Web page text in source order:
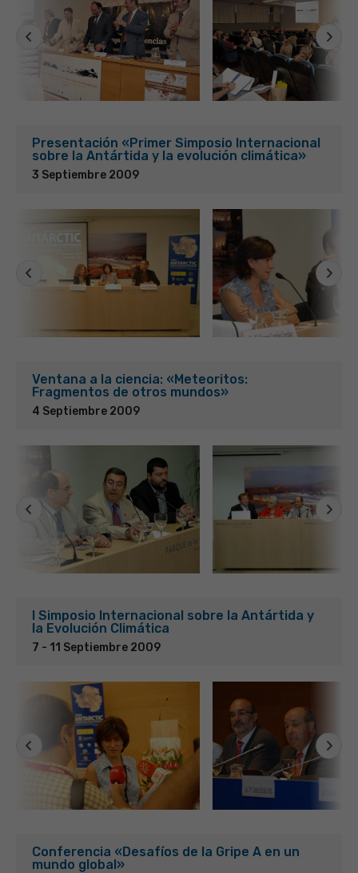
Presentación «Primer Simposio Internacional
sobre la Antártida y la evolución climática»
3 Septiembre 2009
Ventana a la ciencia: «Meteoritos:
Fragmentos de otros mundos»
4 Septiembre 2009
I Simposio Internacional sobre la Antártida y
la Evolución Climática
7 - 11 Septiembre 2009
Conferencia «Desafíos de la Gripe A en un
mundo global»